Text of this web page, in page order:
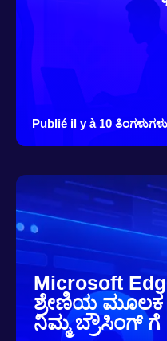
Publié il y à 10 ತಿಂಗಳುಗಳು
Microsoft
ಶ್ರೇಣಿಯ ಮೂಲಕ
ನಿಮ್ಮ ಬ್ರೌಸಿಂಗ್ ಗೆ